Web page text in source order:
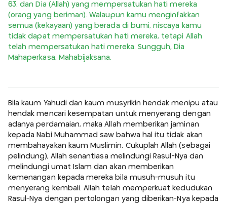
63. dan Dia (Allah) yang mempersatukan hati mereka
(orang yang beriman). Walaupun kamu menginfakkan
semua (kekayaan) yang berada di bumi, niscaya kamu
tidak dapat mempersatukan hati mereka, tetapi Allah
telah mempersatukan hati mereka. Sungguh, Dia
Mahaperkasa, Mahabijaksana.
Bila kaum Yahudi dan kaum musyrikin hendak menipu atau
hendak mencari kesempatan untuk menyerang dengan
adanya perdamaian, maka Allah memberikan jaminan
kepada Nabi Muhammad saw bahwa hal itu tidak akan
membahayakan kaum Muslimin. Cukuplah Allah (sebagai
pelindung), Allah senantiasa melindungi Rasul-Nya dan
melindungi umat Islam dan akan memberikan
kemenangan kepada mereka bila musuh-musuh itu
menyerang kembali. Allah telah memperkuat kedudukan
Rasul-Nya dengan pertolongan yang diberikan-Nya kepada